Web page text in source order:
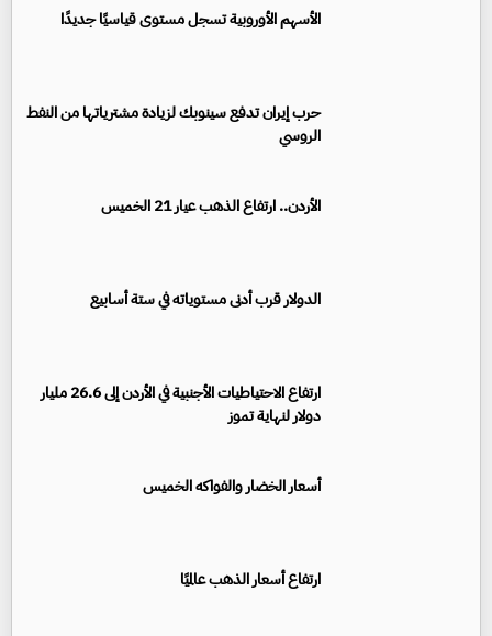
الأسهم الأوروبية تسجل مستوى قياسيًا جديدًا
حرب إيران تدفع سينوبك لزيادة مشترياتها من النفط
الروسي
الأردن.. ارتفاع الذهب عيار 21 الخميس
الدولار قرب أدنى مستوياته في ستة أسابيع
ارتفاع الاحتياطيات الأجنبية في الأردن إلى 26.6 مليار
دولار لنهاية تموز
أسعار الخضار والفواكه الخميس
ارتفاع أسعار الذهب عالميًا